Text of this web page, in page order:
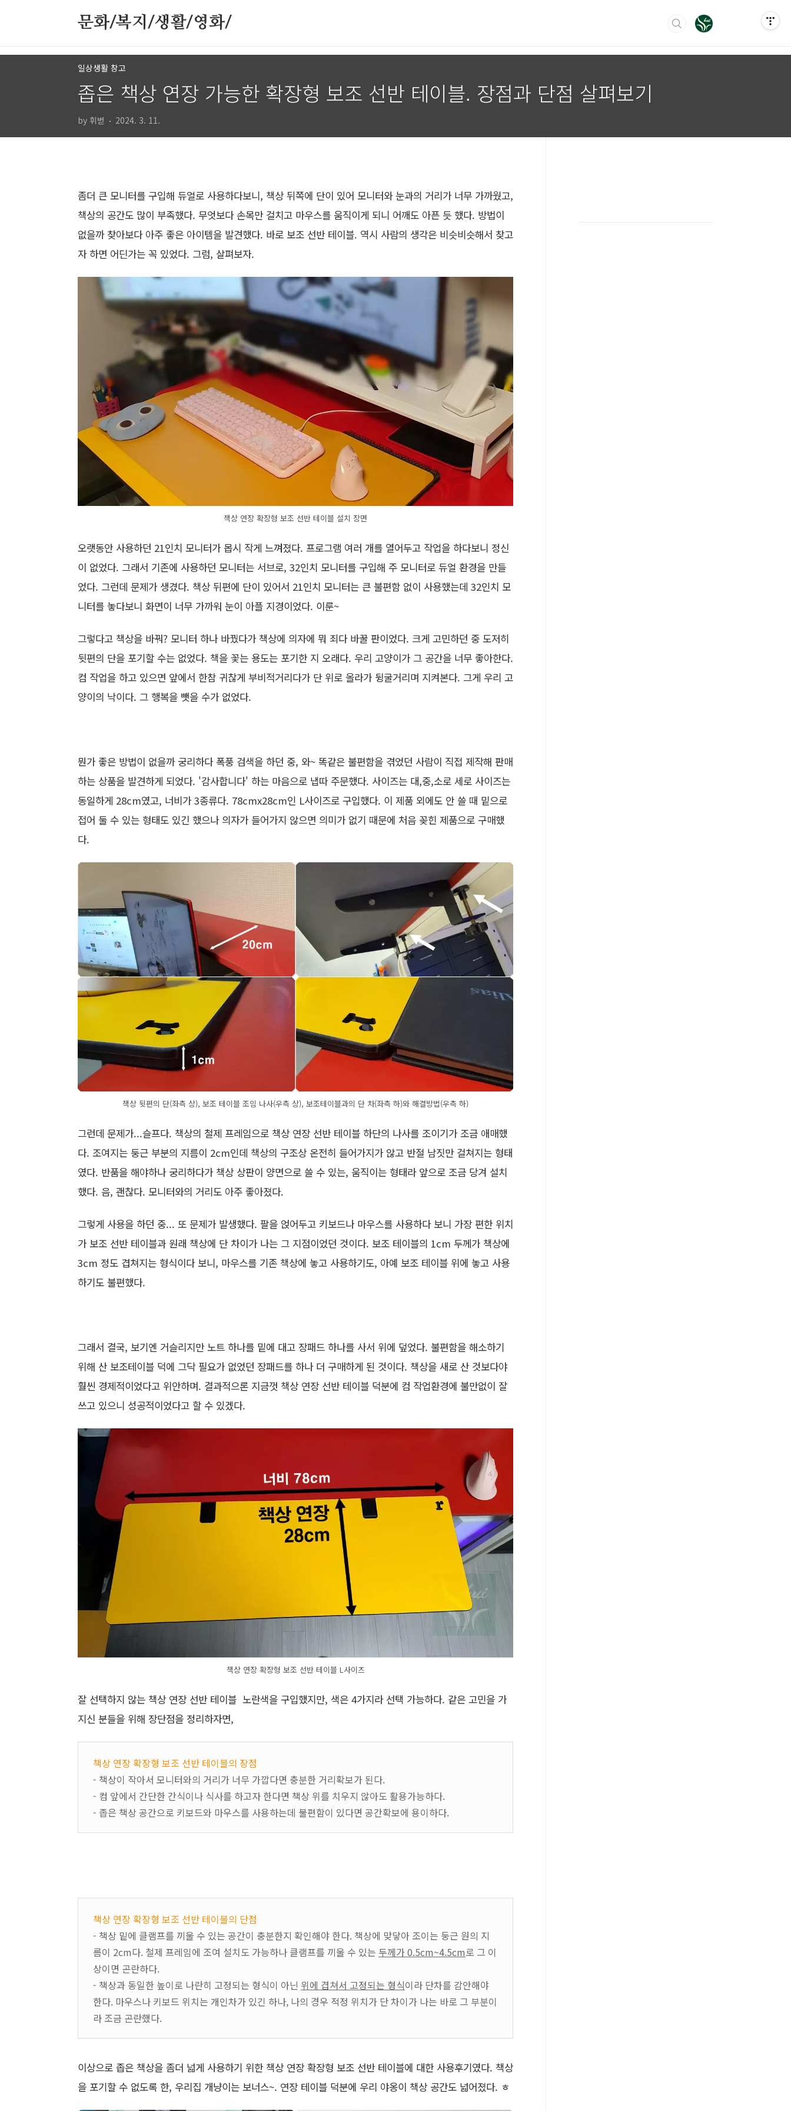
문화/복지/생활/영화/
일상생활 창고
좁은 책상 연장 가능한 확장형 보조 선반 테이블. 장점과 단점 살펴보기
by 휘벋 2024. 3. 11.
좀더 큰 모니터를 구입해 듀얼로 사용하다보니, 책상 뒤쪽에 단이 있어 모니터와 눈과의 거리가 너무 가까웠고,
책상의 공간도 많이 부족했다. 무엇보다 손목만 걸치고 마우스를 움직이게 되니 어깨도 아픈 듯 했다. 방법이
없을까 찾아보다 아주 좋은 아이템을 발견했다. 바로 보조 선반 테이블. 역시 사람의 생각은 비슷비슷해서 찾고
자 하면 어딘가는 꼭 있었다. 그럼, 살펴보자.
책상 연장 확장형 보조 선반 테이블 설치 장면
오랫동안 사용하던 21인치 모니터가 몹시 작게 느껴졌다. 프로그램 여러 개를 열어두고 작업을 하다보니 정신
이 없었다. 그래서 기존에 사용하던 모니터는 서브로, 32인치 모니터를 구입해 주 모니터로 듀얼 환경을 만들
었다. 그런데 문제가 생겼다. 책상 뒤편에 단이 있어서 21인치 모니터는 큰 불편함 없이 사용했는데 32인치 모
니터를 놓다보니 화면이 너무 가까워 눈이 아플 지경이었다. 이룬~
그렇다고 책상을 바꿔? 모니터 하나 바꿨다가 책상에 의자에 뭐 죄다 바꿀 판이었다. 크게 고민하던 중 도저히
뒷편의 단을 포기할 수는 없었다. 책을 꽃는 용도는 포기한 지 오래다. 우리 고양이가 그 공간을 너무 좋아한다.
컴 작업을 하고 있으면 앞에서 한참 귀찮게 부비적거리다가 단 위로 올라가 뒹굴거리며 지켜본다. 그게 우리 고
양이의 낙이다. 그 행복을 뺏을 수가 없었다.
뭔가 좋은 방법이 없을까 궁리하다 폭풍 검색을 하던 중, 와~ 똑같은 불편함을 겪었던 사람이 직접 제작해 판매
하는 상품을 발견하게 되었다. '감사합니다' 하는 마음으로 냅따 주문했다. 사이즈는 대,중,소로 세로 사이즈는
동일하게 28cm였고, 너비가 3종류다. 78cmx28cm인 L사이즈로 구입했다. 이 제품 외에도 안 쓸 때 밑으로
접어 둘 수 있는 형태도 있긴 했으나 의자가 들어가지 않으면 의미가 없기 때문에 처음 꽂힌 제품으로 구매했
다.
책상 뒷편의 단(좌측 상), 보조 테이블 조임 나사(우측 상), 보조테이블과의 단 차(좌측 하)와 해결방법(우측 하)
그런데 문제가...슬프다. 책상의 철제 프레임으로 책상 연장 선반 테이블 하단의 나사를 조이기가 조금 애매했
다. 조여지는 둥근 부분의 지름이 2cm인데 책상의 구조상 온전히 들어가지가 않고 반절 남짓만 걸쳐지는 형태
였다. 반품을 해야하나 궁리하다가 책상 상판이 양면으로 쓸 수 있는, 움직이는 형태라 앞으로 조금 당겨 설치
했다. 음, 괜찮다. 모니터와의 거리도 아주 좋아졌다.
그렇게 사용을 하던 중... 또 문제가 발생했다. 팔을 얹어두고 키보드나 마우스를 사용하다 보니 가장 편한 위치
가 보조 선반 테이블과 원래 책상에 단 차이가 나는 그 지점이었던 것이다. 보조 테이블의 1cm 두께가 책상에
3cm 정도 겹쳐지는 형식이다 보니, 마우스를 기존 책상에 놓고 사용하기도, 아예 보조 테이블 위에 놓고 사용
하기도 불편했다.
그래서 결국, 보기엔 거슬리지만 노트 하나를 밑에 대고 장패드 하나를 사서 위에 덮었다. 불편함을 해소하기
위해 산 보조테이블 덕에 그닥 필요가 없었던 장패드를 하나 더 구매하게 된 것이다. 책상을 새로 산 것보다야
훨씬 경제적이었다고 위안하며. 결과적으론 지금껏 책상 연장 선반 테이블 덕분에 컴 작업환경에 불만없이 잘
쓰고 있으니 성공적이었다고 할 수 있겠다.
책상 연장 확장형 보조 선반 테이블 L사이즈
잘 선택하지 않는 책상 연장 선반 테이블 노란색을 구입했지만, 색은 4가지라 선택 가능하다. 같은 고민을 가
지신 분들을 위해 장단점을 정리하자면,
책상 연장 확장형 보조 선반 테이블의 장점
- 책상이 작아서 모니터와의 거리가 너무 가깝다면 충분한 거리확보가 된다.
- 컴 앞에서 간단한 간식이나 식사를 하고자 한다면 책상 위를 치우지 않아도 활용가능하다.
- 좁은 책상 공간으로 키보드와 마우스를 사용하는데 불편함이 있다면 공간확보에 용이하다.
책상 연장 확장형 보조 선반 테이블의 단점
- 책상 밑에 클램프를 끼울 수 있는 공간이 충분한지 확인해야 한다. 책상에 맞닿아 조이는 둥근 원의 지
름이 2cm다. 철제 프레임에 조여 설치도 가능하나 클램프를 끼울 수 있는 두께가 0.5cm~4.5cm로 그 이
상이면 곤란하다.
- 책상과 동일한 높이로 나란히 고정되는 형식이 아닌 위에 겹쳐서 고정되는 형식이라 단차를 감안해야
한다. 마우스나 키보드 위치는 개인차가 있긴 하나, 나의 경우 적정 위치가 단 차이가 나는 바로 그 부분이
라 조금 곤란했다.
이상으로 좁은 책상을 좀더 넓게 사용하기 위한 책상 연장 확장형 보조 선반 테이블에 대한 사용후기였다. 책상
을 포기할 수 없도록 한, 우리집 개냥이는 보너스~. 연장 테이블 덕분에 우리 야옹이 책상 공간도 넓어졌다. ㅎ